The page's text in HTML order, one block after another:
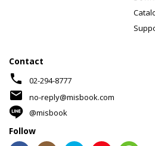
Contact
phone 02-294-8777
mail
no-reply@misbook.com
@misbook
Follow